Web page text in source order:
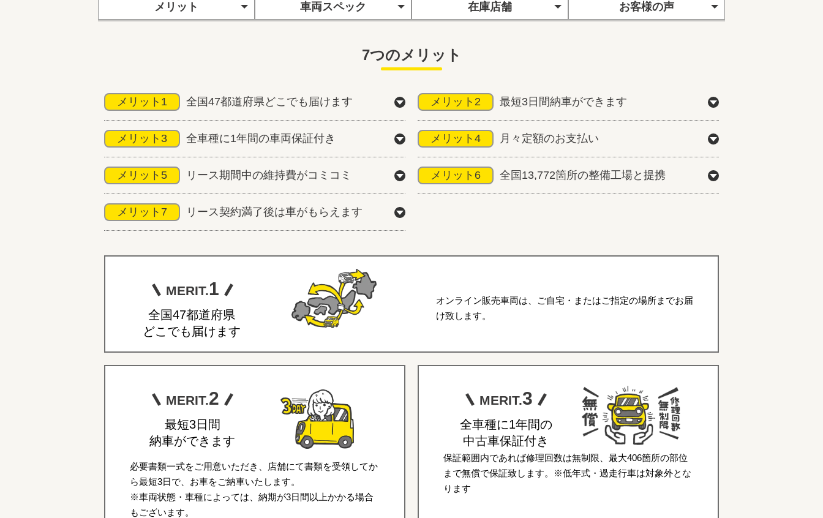
メリット 車両スペック 在庫店舗 お客様の声
7つのメリット
メリット1 全国47都道府県どこでも届けます メリット2 最短3日間納車ができます
メリット3 全車種に1年間の車両保証付き メリット4 月々定額のお支払い
メリット5 リース期間中の維持費がコミコミ メリット6 全国13,772箇所の整備工場と提携
メリット7 リース契約満了後は車がもらえます
MERIT.1
全国47都道府県
どこでも届けます
オンライン販売車両は、ご自宅・またはご指定の場所までお届
け致します。
MERIT.2
最短3日間
納車ができます
必要書類一式をご用意いただき、店舗にて書類を受領してか
ら最短3日で、お車をご納車いたします。
※車両状態・車種によっては、納期が3日間以上かかる場合
もございます。
MERIT.3
全車種に1年間の
中古車保証付き
保証範囲内であれば修理回数は無制限、最大406箇所の部位
まで無償で保証致します。※低年式・過走行車は対象外とな
ります